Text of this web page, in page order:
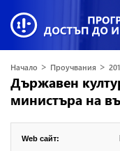
Начало > Проучвания >
Държавен
министъра на
Web сайт: